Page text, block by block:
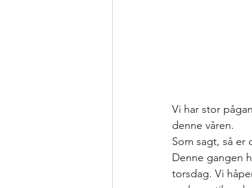
Vi har stor
denne våren.
Som sagt, så er
Denne gangen
torsdag. Vi